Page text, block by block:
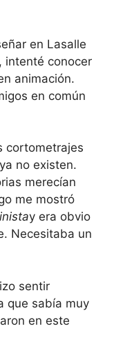
en Lasalle
intenté conocer
animación.
en común
cortometrajes
no existen.
merecían
me mostró
y era obvio
Necesitaba un
sentir
que sabía muy
en este